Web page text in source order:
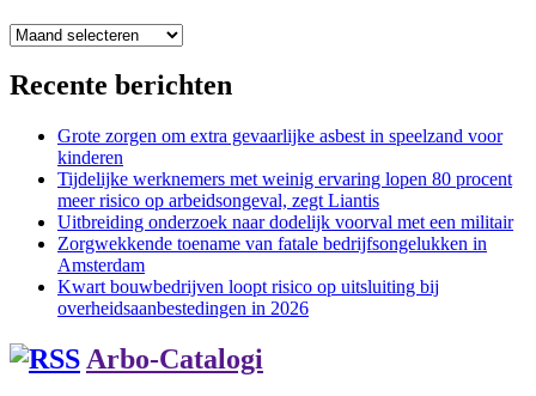
Archief
Recente berichten
Grote zorgen om extra gevaarlijke asbest in speelzand voor
kinderen
Tijdelijke werknemers met weinig ervaring lopen 80 procent
meer risico op arbeidsongeval, zegt Liantis
Uitbreiding onderzoek naar dodelijk voorval met een militair
Zorgwekkende toename van fatale bedrijfsongelukken in
Amsterdam
Kwart bouwbedrijven loopt risico op uitsluiting bij
overheidsaanbestedingen in 2026
Arbo-Catalogi